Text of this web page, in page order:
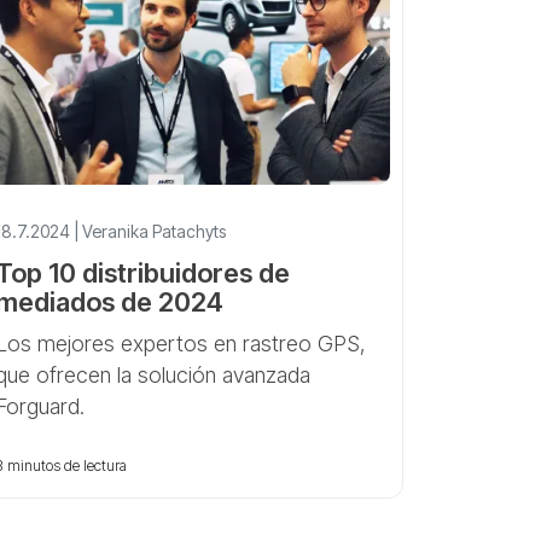
| Veranika Patachyts
10 distribuidores de
de 2024
mejores expertos en rastreo GPS,
ofrecen la solución avanzada
minutos de lectura